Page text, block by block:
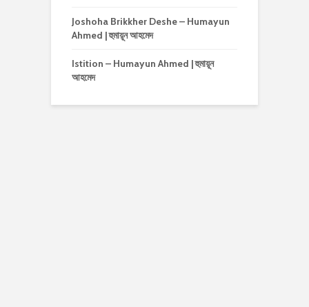
Joshoha Brikkher Deshe – Humayun
Ahmed | হুমায়ূন আহমেদ
Istition – Humayun Ahmed | হুমায়ূন
আহমেদ